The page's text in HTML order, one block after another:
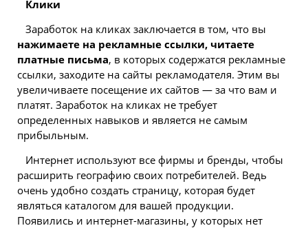
Клики
Заработок на кликах заключается в том, что вы
нажимаете на рекламные ссылки, читаете
платные письма, в которых содержатся рекламные
ссылки, заходите на сайты рекламодателя. Этим вы
увеличиваете посещение их сайтов — за что вам и
платят. Заработок на кликах не требует
определенных навыков и является не самым
прибыльным.
Интернет используют все фирмы и бренды, чтобы
расширить географию своих потребителей. Ведь
очень удобно создать страницу, которая будет
являться каталогом для вашей продукции.
Появились и интернет-магазины, у которых нет